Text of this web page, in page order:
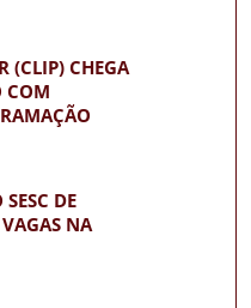
(CLIP) CHEGA
COM
DE
NA